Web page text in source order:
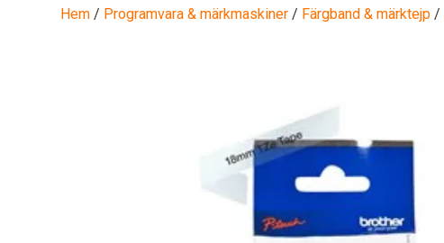
Hem / Programvara & märkmaskiner / Färgband & märktejp /